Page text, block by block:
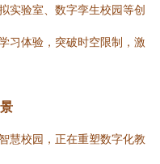
实验室、数字孪生校园等创
习体验，突破时空限制，激
慧校园，正在重塑数字化教